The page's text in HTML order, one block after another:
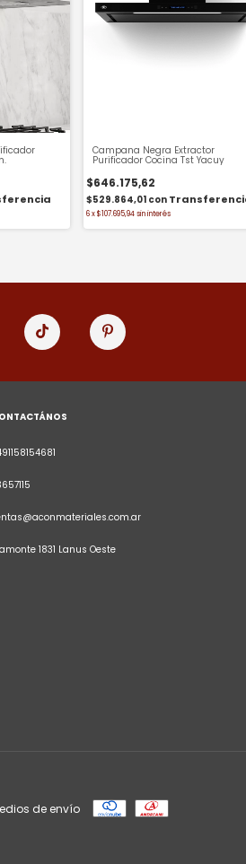
Campana Negra Extractor
Purificador Cocina Tst Yacuy
$646.175,62
$529.864,01 con
6 x$107.695,94 sin interés
1831 Lanus Oeste
de envío